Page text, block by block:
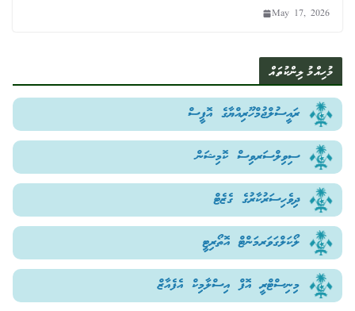
May 17, 2026
މުހިއްމު ލިންކުތައް
ރައީސުލްޖުމްހޫރިއްޔާގެ އޮފީސް
ސިވިލްސަރވިސް ކޮމިޝަން
ދިވެހިސަރުކާރުގެ ގެޒެޓް
ލޯކަލްގަވަރމަންޓް އޮތޯރިޓީ
މިނިސްޓްރީ އޮފް އިސްލާމިކް އެފެއާޒް